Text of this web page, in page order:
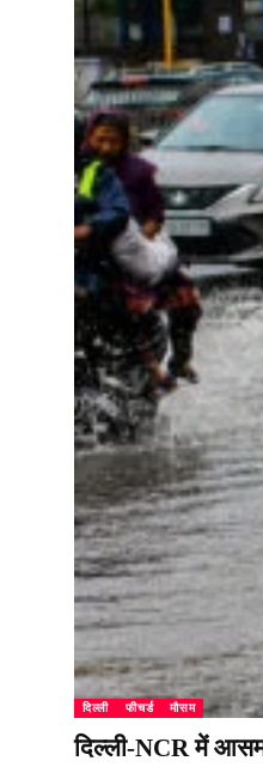
दिल्ली फीचर्ड मौसम
दिल्ली-NCR में